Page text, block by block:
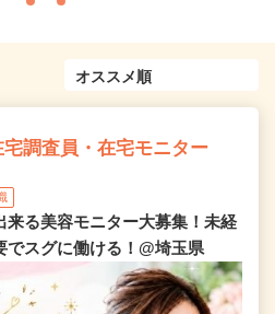
調査員・在宅モニター
来る美容モニター大募集！未経
でスグに働ける！@埼玉県